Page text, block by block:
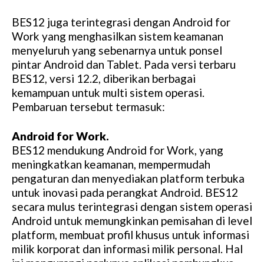
BES12 juga terintegrasi dengan Android for
Work yang menghasilkan sistem keamanan
menyeluruh yang sebenarnya untuk ponsel
pintar Android dan Tablet. Pada versi terbaru
BES12, versi 12.2, diberikan berbagai
kemampuan untuk multi sistem operasi.
Pembaruan tersebut termasuk:
Android for Work.
BES12 mendukung Android for Work, yang
meningkatkan keamanan, mempermudah
pengaturan dan menyediakan platform terbuka
untuk inovasi pada perangkat Android. BES12
secara mulus terintegrasi dengan sistem operasi
Android untuk memungkinkan pemisahan di level
platform, membuat profil khusus untuk informasi
milik korporat dan informasi milik personal. Hal